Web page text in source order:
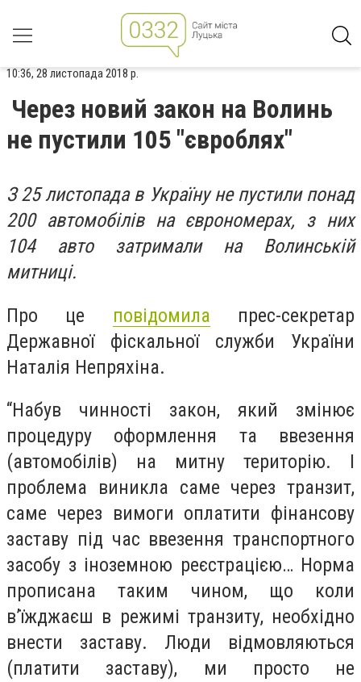
10:36, 28 листопада 2018 р.
Через новий закон на Волинь
не пустили 105 "євроблях"
З 25 листопада в Україну не пустили понад
200 автомобілів на єврономерах, з них
104 авто затримали на Волинській
митниці.
Про це повідомила прес-секретар
Державної фіскальної служби України
Наталія Непряхіна.
“Набув чинності закон, який змінює
процедуру оформлення та ввезення
(автомобілів) на митну територію. І
проблема виникла саме через транзит,
саме через вимоги оплатити фінансову
заставу під час ввезення транспортного
засобу з іноземною реєстрацією… Норма
прописана таким чином, що коли
в’їжджаєш в режимі транзиту, необхідно
внести заставу. Люди відмовляються
(платити заставу), ми просто не